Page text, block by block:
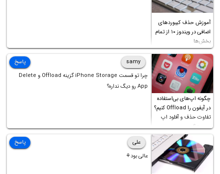
آموزش حذف کیبوردهای
اضافی در ویندوز ۱۰ از تمام
بخش‌ها
چگونه اپ‌های بی‌استفاده
در آیفون را Offload کنیم؟
تفاوت حذف و آفلود اپ
چیست؟
samy
چرا تو قسمت iPhone Storage گزینه Offload و Delete
App رو دیگ نداره؟
پاسخ
علی
عالی بود⚘
پاسخ